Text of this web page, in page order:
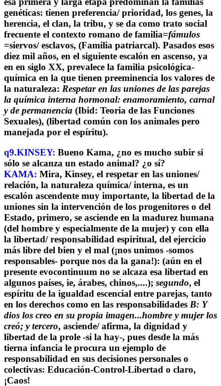
genéticas: tienen preferencia/ prioridad, los genes, la
herencia, el clan, la tribu, y se da como trato social
frecuente el contexto romano de familia=fámulos
=siervos/ esclavos, (Familia patriarcal). Pasados esos
diez mil años, en el siguiente escalón en ascenso, ya
en en siglo XX, prevalece la familia psicológica-
química en la que tienen preeminencia los valores de
la naturaleza: Respetar en las uniones de las parejas
la química interna hormonal: enamoramiento, carnal
y de permanencia (Ibid: Teoria de las Funciones
Sexuales), (libertad común con los animales pero
manejada por el espíritu).
q9.KINSEY: Bueno Kama, ¿no es mucho subir si
sólo se alcanza un estado animal? ¿o sí?
KAMA: Mira, Kinsey, el respetar en las uniones/
relación, la naturaleza química/ interna, es un
escalón ascendente muy importante, la libertad de la
uniones sin la intervención de los progenitores o del
Estado, primero, se asciende en la madurez humana
(del hombre y especialmente de la mujer) y con ella
la libertad/ responsabilidad espiritual, del ejercicio
más libre del bien y el mal (¡nos unimos -somos
responsables- porque nos da la gana!): (aún en el
presente evocontinuum no se alcaza esa libertad en
algunos países, ie, árabes, chinos,....); segundo, el
espíritu de la igualdad escencial entre parejas, tanto
en los derechos como en las responsabilidades B: Y
dios los creo en su propia imagen...hombre y mujer los
creó; y tercero, asciende/ afirma, la dignidad y
libertad de la prole -si la hay-, pues desde la más
tierna infancia le procura un ejemplo de
responsabilidad en sus decisiones personales o
colectivas: Educación-Control-Libertad o claro,
¡Caos!